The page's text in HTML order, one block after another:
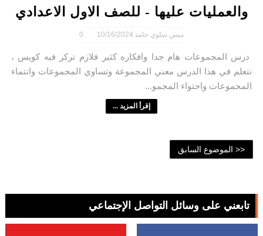
والعمليات عليها - للصف الاول الاعدادي
ميس سلوي حامد 10/16/2024
0
درس المجموعات هام جدا وافكاره كثير فلازم تركز فيه كويس ،
نتعلم في هذا الدرس معني المجموعة وتساوي المجموعات وانتماء
المجموعات واحتواء المجمو...
إقرأ المزيد ...
<< الموضوع السابق
تابعني على وسائل التواصل الإجتماعي